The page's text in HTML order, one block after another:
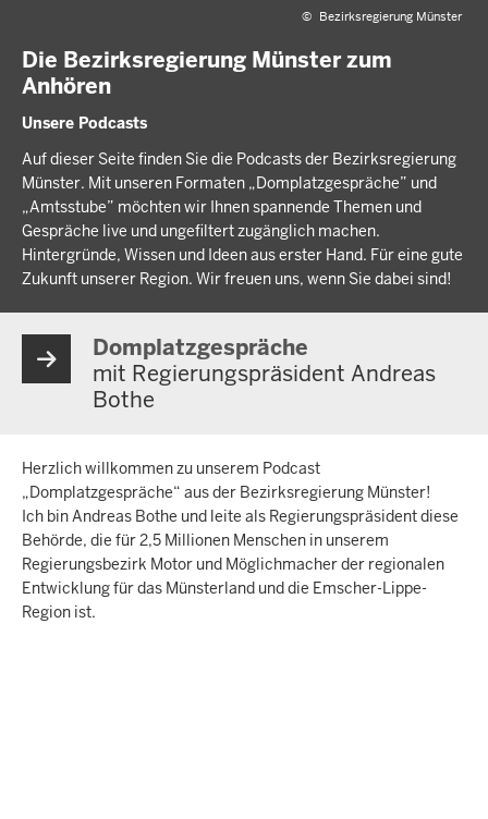
© Bezirksregierung Münster
Die Bezirksregierung Münster zum
Anhören
Unsere Podcasts
Auf dieser Seite finden Sie die Podcasts der Bezirksregierung
Münster. Mit unseren Formaten „Domplatzgespräche” und
„Amtsstube” möchten wir Ihnen spannende Themen und
Gespräche live und ungefiltert zugänglich machen.
Hintergründe, Wissen und Ideen aus erster Hand. Für eine gute
Zukunft unserer Region. Wir freuen uns, wenn Sie dabei sind!
Domplatzgespräche
mit Regierungspräsident Andreas
Bothe
Herzlich willkommen zu unserem Podcast
„Domplatzgespräche“ aus der Bezirksregierung Münster!
Ich bin Andreas Bothe und leite als Regierungspräsident diese
Behörde, die für 2,5 Millionen Menschen in unserem
Regierungsbezirk Motor und Möglichmacher der regionalen
Entwicklung für das Münsterland und die Emscher-Lippe-
Region ist.